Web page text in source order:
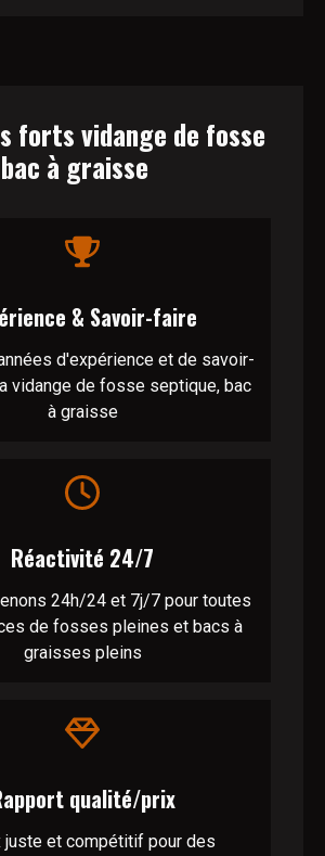
forts vidange de fosse
à graisse
& Savoir-faire
d'expérience et de savoir-
vidange de fosse septique, bac
à graisse
Réactivité 24/7
24h/24 et 7j/7 pour toutes
de fosses pleines et bacs à
graisses pleins
qualité/prix
juste et compétitif pour des